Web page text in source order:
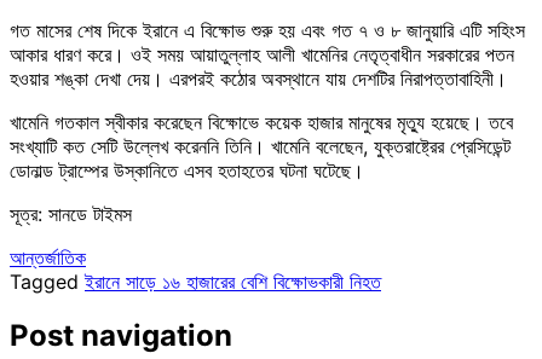
গত মাসের শেষ দিকে ইরানে এ বিক্ষোভ শুরু হয় এবং গত ৭ ও ৮ জানুয়ারি এটি সহিংস
আকার ধারণ করে। ওই সময় আয়াতুল্লাহ আলী খামেনির নেতৃত্বাধীন সরকারের পতন
হওয়ার শঙ্কা দেখা দেয়। এরপরই কঠোর অবস্থানে যায় দেশটির নিরাপত্তাবাহিনী।
খামেনি গতকাল স্বীকার করেছেন বিক্ষোভে কয়েক হাজার মানুষের মৃত্যু হয়েছে। তবে
সংখ্যাটি কত সেটি উল্লেখ করেননি তিনি। খামেনি বলেছেন, যুক্তরাষ্ট্রের প্রেসিডেন্ট
ডোনাল্ড ট্রাম্পের উস্কানিতে এসব হতাহতের ঘটনা ঘটেছে।
সূত্র: সানডে টাইমস
আন্তর্জাতিক
Taggedইরানে সাড়ে ১৬ হাজারের বেশি বিক্ষোভকারী নিহত
Post navigation